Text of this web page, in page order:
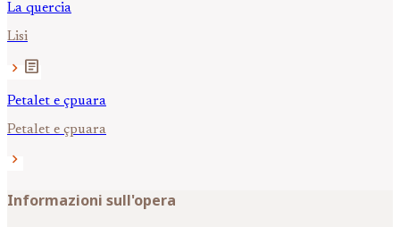
La quercia
Lisi
chevron_right article
Petalet e çpuara
Petalet e çpuara
chevron_right
Informazioni sull'opera